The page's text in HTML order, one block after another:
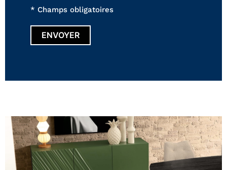
* Champs obligatoires